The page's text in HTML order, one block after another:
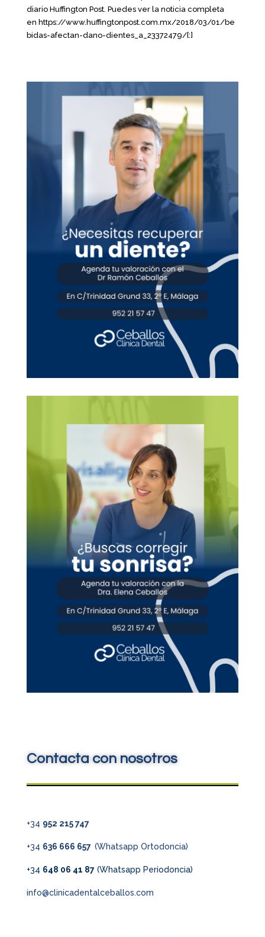
diario Huffington Post. Puedes ver la noticia completa
en https://www.huffingtonpost.com.mx/2018/03/01/be
bidas-afectan-dano-dientes_a_23372479/[:]
Contacta con nosotros
+34 952 215 747
+34 636 666 657 (Whatsapp Ortodoncia)
+34 648 06 41 87(Whatsapp Periodoncia)
info@clinicadentalceballos.com